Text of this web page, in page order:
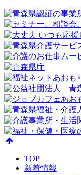
TOP
新着情報